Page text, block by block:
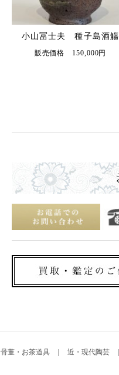
小山冨士夫 種子島酒觴
販売価格 150,000円
骨董・お茶道具 近・現代陶芸